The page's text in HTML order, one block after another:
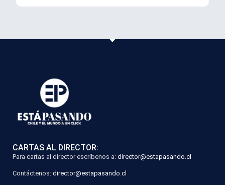
CARTAS AL DIRECTOR:
Para cartas al director escríbenos a: director@estapasando.cl
Contáctenos: director@estapasando.cl